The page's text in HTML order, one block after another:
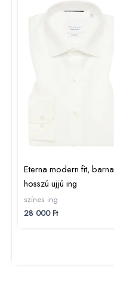
Eterna modern fit, barna
hosszú ujjú ing
színes ing
28 000Ft